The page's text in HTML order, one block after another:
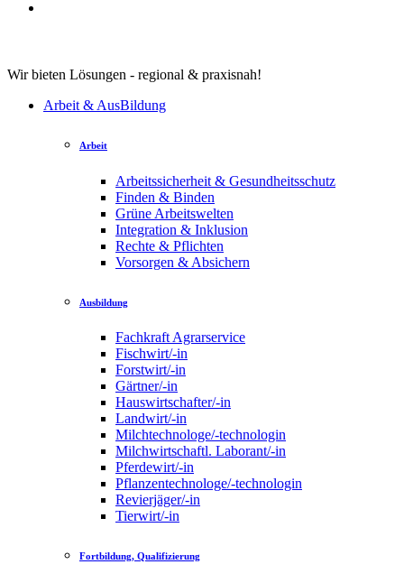
Wir bieten Lösungen - regional & praxisnah!
Arbeit & AusBildung
Arbeit
Arbeitssicherheit & Gesundheitsschutz
Finden & Binden
Grüne Arbeitswelten
Integration & Inklusion
Rechte & Pflichten
Vorsorgen & Absichern
Ausbildung
Fachkraft Agrarservice
Fischwirt/-in
Forstwirt/-in
Gärtner/-in
Hauswirtschafter/-in
Landwirt/-in
Milchtechnologe/-technologin
Milchwirtschaftl. Laborant/-in
Pferdewirt/-in
Pflanzentechnologe/-technologin
Revierjäger/-in
Tierwirt/-in
Fortbildung, Qualifizierung